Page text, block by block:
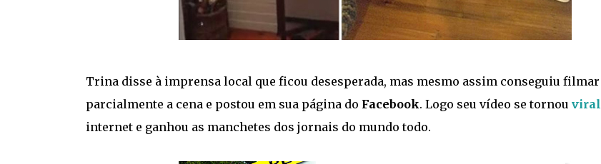
Trina disse à imprensa local que ficou desesperada, mas mesmo assim conseguiu filmar
parcialmente a cena e postou em sua página do Facebook. Logo seu vídeo se tornou viral
internet e ganhou as manchetes dos jornais do mundo todo.